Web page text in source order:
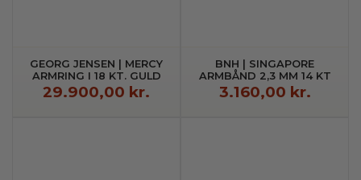
GEORG JENSEN | MERCY
ARMRING I 18 KT. GULD
29.900,00 kr.
BNH | SINGAPORE
ARMBÅND 2,3 MM 14 KT
GULD
3.160,00 kr.